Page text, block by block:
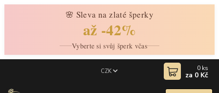
🌸 Sleva na zlaté šperky
až -42%
Vyberte si svůj šperk včas
CZK 0 ks
za 0 Kč